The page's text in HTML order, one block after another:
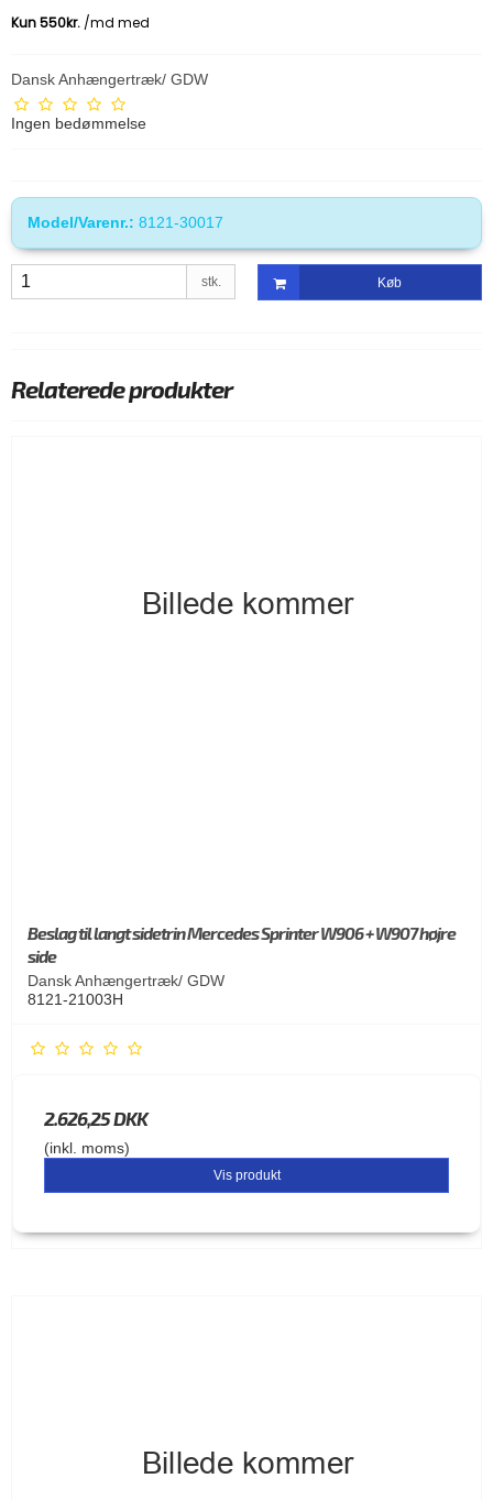
Dansk Anhængertræk/ GDW
Ingen bedømmelse
Model/Varenr.: 8121-30017
stk. Køb
Relaterede produkter
Beslag til langt sidetrin Mercedes Sprinter W906 + W907 højre
side
Dansk Anhængertræk/ GDW
8121-21003H
2.626,25 DKK
(inkl. moms)
Vis produkt